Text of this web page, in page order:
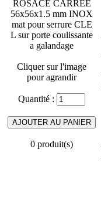
Cliquer sur l'image
pour agrandir
Quantité :
0 produit(s)